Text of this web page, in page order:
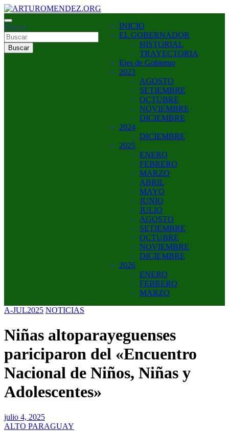
Saltar
al
contenido
ARTUROMENDEZ.ORG
ARTURO MENDEZ GOBERNADOR 2023
Buscar
Buscar
INICIO
EL GOBERNADOR
HISTORIAL
TRAYECTORIA
Ejes de Gobierno
2023
AGOSTO
SETIEMBRE
OCTUBRE
NOVIEMBRE
DICIEMBRE
2024
DICIEMBRE
2025
ENERO
FEBRERO
MARZO
ABRIL
MAYO
JUNIO
JULIO
AGOSTO
SETIEMBRE
OCTUBRE
NOVIEMBRE
DICIEMBRE
2026
ENERO
FEBRERO
MARZO
A-JUL2025 NOTICIAS
Niñas altoparayeguenses
pariciparon del «Encuentro
Nacional de Niños, Niñas y
Adolescentes»
julio 4, 2025
ALTO PARAGUAY